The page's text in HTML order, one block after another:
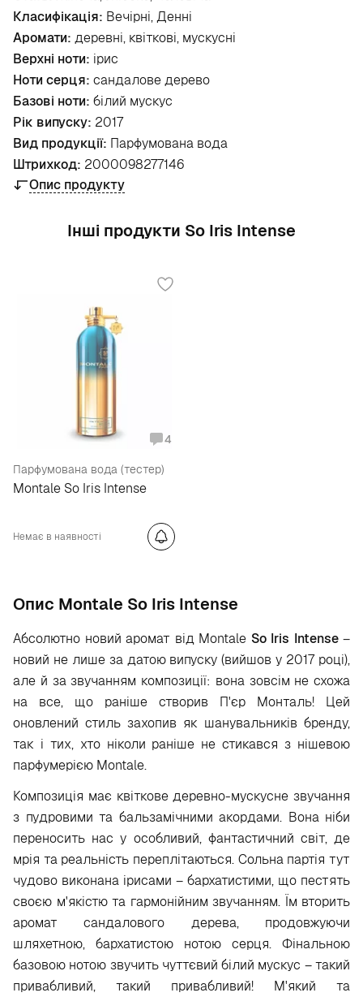
Класифікація: Вечірні, Денні
Аромати: деревні, квіткові, мускусні
Верхні ноти: ірис
Ноти серця: сандалове дерево
Базові ноти: білий мускус
Рік випуску: 2017
Вид продукції: Парфумована вода
Штрихкод: 2000098277146
Опис продукту
Інші продукти So Iris Intense
4
Парфумована вода (тестер)
Montale So Iris Intense
Немає в наявності
Опис Montale So Iris Intense
Абсолютно новий аромат від Montale So Iris Intense–
новий не лише за датою випуску (вийшов у 2017 році),
але й за звучанням композиції: вона зовсім не схожа
на все, що раніше створив П'єр Монталь! Цей
оновлений стиль захопив як шанувальників бренду,
так і тих, хто ніколи раніше не стикався з нішевою
парфумерією Montale.
Композиція має квіткове деревно-мускусне звучання
з пудровими та бальзамічними акордами. Вона ніби
переносить нас у особливий, фантастичний світ, де
мрія та реальність переплітаються. Сольна партія тут
чудово виконана ірисами – бархатистими, що пестять
своєю м'якістю та гармонійним звучанням. Їм вторить
аромат сандалового дерева, продовжуючи
шляхетною, бархатистою нотою серця. Фінальною
базовою нотою звучить чуттєвий білий мускус – такий
привабливий, такий привабливий! М'який та